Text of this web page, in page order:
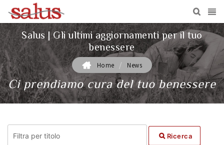
Salus | Gli ultimi aggiornamenti per il tuo
benessere
Home / News
Ci prendiamo cura del tuo benessere
Ricerca